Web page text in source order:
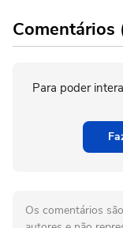
Comentários
Para poder
Os comentários